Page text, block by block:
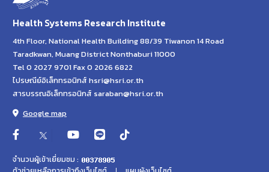
Health Systems Research Institute
4th Floor, National Health Building 88/39 Tiwanon 14 Road
Taradkwan, Muang District Nonthaburi 11000
Tel 0 2027 9701 Fax 0 2026 6822
ไปรษณีย์อิเล็กทรอนิกส์ hsri@hsri.or.th
สารบรรณอิเล็กทรอนิกส์ saraban@hsri.or.th
Google map
จำนวนผู้เข้าเยี่ยมชม :